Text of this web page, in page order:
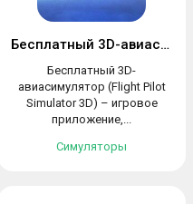
Бесплатный 3D-авиасимулятор
Бесплатный 3D-
авиасимулятор (Flight Pilot
Simulator 3D) – игровое
приложение,...
Симуляторы